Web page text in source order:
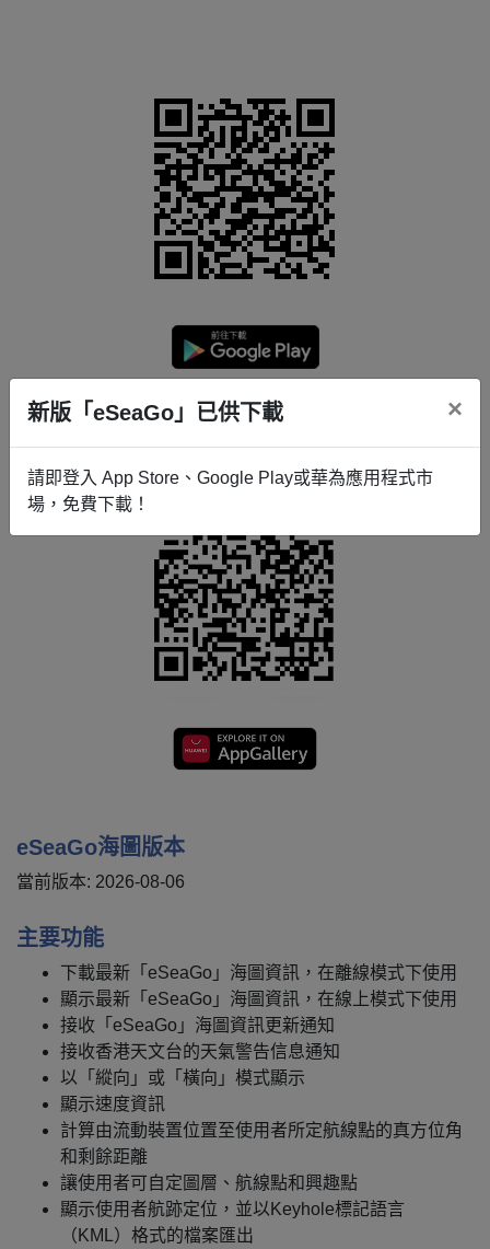
新版「eSeaGo」已供下載 ×
請即登入 App Store、Google Play或華為應用程式市
場，免費下載！
eSeaGo海圖版本
當前版本: 2026-08-06
主要功能
下載最新「eSeaGo」海圖資訊，在離線模式下使用
顯示最新「eSeaGo」海圖資訊，在線上模式下使用
接收「eSeaGo」海圖資訊更新通知
接收香港天文台的天氣警告信息通知
以「縱向」或「橫向」模式顯示
顯示速度資訊
計算由流動裝置位置至使用者所定航線點的真方位角
和剩餘距離
讓使用者可自定圖層、航線點和興趣點
顯示使用者航跡定位，並以Keyhole標記語言
（KML）格式的檔案匯出